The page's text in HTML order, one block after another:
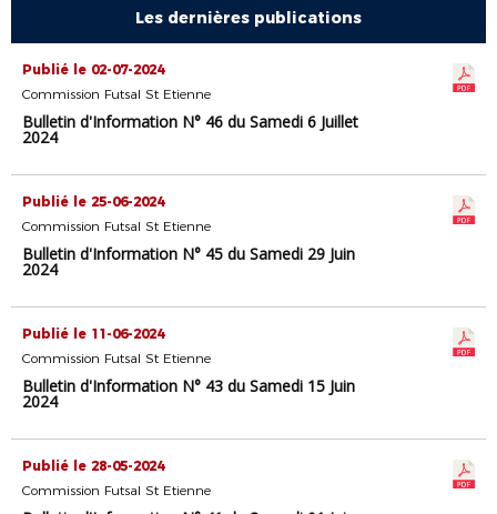
Les dernières publications
Publié le 02-07-2024
Commission Futsal St Etienne
Bulletin d'Information N° 46 du Samedi 6 Juillet
2024
Publié le 25-06-2024
Commission Futsal St Etienne
Bulletin d'Information N° 45 du Samedi 29 Juin
2024
Publié le 11-06-2024
Commission Futsal St Etienne
Bulletin d'Information N° 43 du Samedi 15 Juin
2024
Publié le 28-05-2024
Commission Futsal St Etienne